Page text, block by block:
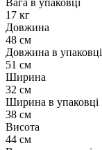
Вага в упаковці
17 кг
Довжина
48 см
Довжина в упаковці
51 см
Ширина
32 см
Ширина в упаковці
38 см
Висота
44 см